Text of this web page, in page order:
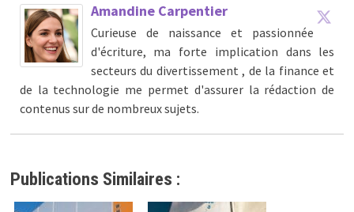
Amandine Carpentier
Curieuse de naissance et passionnée
d'écriture, ma forte implication dans les
secteurs du divertissement , de la finance et
de la technologie me permet d'assurer la rédaction de
contenus sur de nombreux sujets.
Publications Similaires :